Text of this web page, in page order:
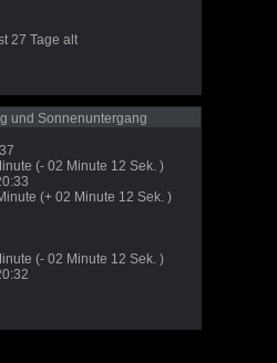
27 Tage alt
und Sonnenuntergang
(- 02 Minute 12 Sek. )
(+ 02 Minute 12 Sek. )
(- 02 Minute 12 Sek. )